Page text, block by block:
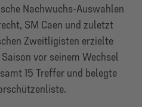
Nachwuchs-Auswahlen
SM Caen und zuletzt
Zweitligisten erzielte
vor seinem Wechsel
15 Treffer und belegte